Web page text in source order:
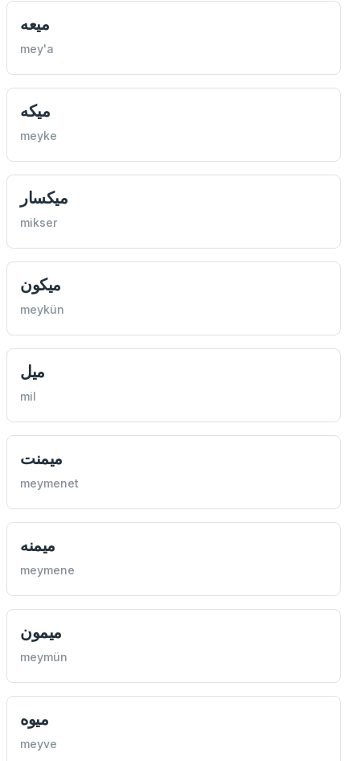
ميعه
mey'a
ميكه
meyke
ميكسار
mikser
ميكون
meykün
ميل
mil
ميمنت
meymenet
ميمنه
meymene
ميمون
meymün
ميوه
meyve